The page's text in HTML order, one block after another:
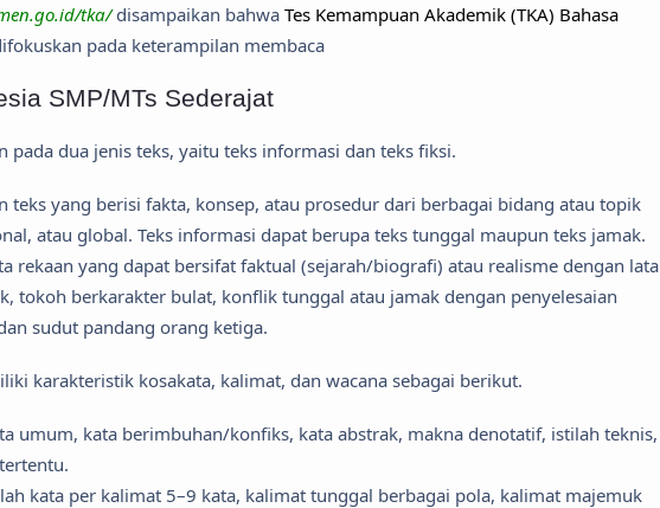
tka/disampaikan bahwa Tes Kemampuan Akademik (TKA) Bahasa
pada keterampilan membaca
SMP/MTs Sederajat
pada dua jenis teks, yaitu teks informasi dan teks fiksi.
teks yang berisi fakta, konsep, atau prosedur dari berbagai bidang atau topik
atau global. Teks informasi dapat berupa teks tunggal maupun teks jamak.
rekaan yang dapat bersifat faktual (sejarah/biografi) atau realisme dengan
tokoh berkarakter bulat, konflik tunggal atau jamak dengan penyelesaian
sudut pandang orang ketiga.
karakteristik kosakata, kalimat, dan wacana sebagai berikut.
umum, kata berimbuhan/konfiks, kata abstrak, makna denotatif, istilah teknis,
kata per kalimat 5–9 kata, kalimat tunggal berbagai pola, kalimat majemuk